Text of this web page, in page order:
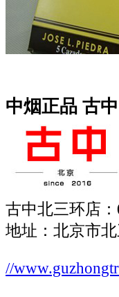
中烟正品 古
古中北三环店：
地址：北京市
//